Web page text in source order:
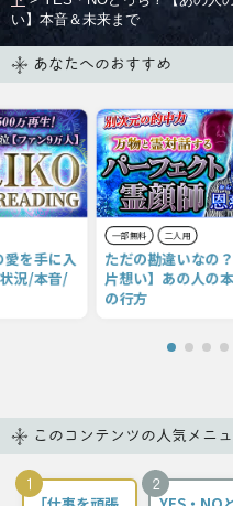
い】本音＆未来まで
あなたへのおすすめ
を手に入
況/本音/
一部無料 二人用
ただの勘違いなの
片想い】あの人の
の行方
このコンテンツの人気メニ
1 2